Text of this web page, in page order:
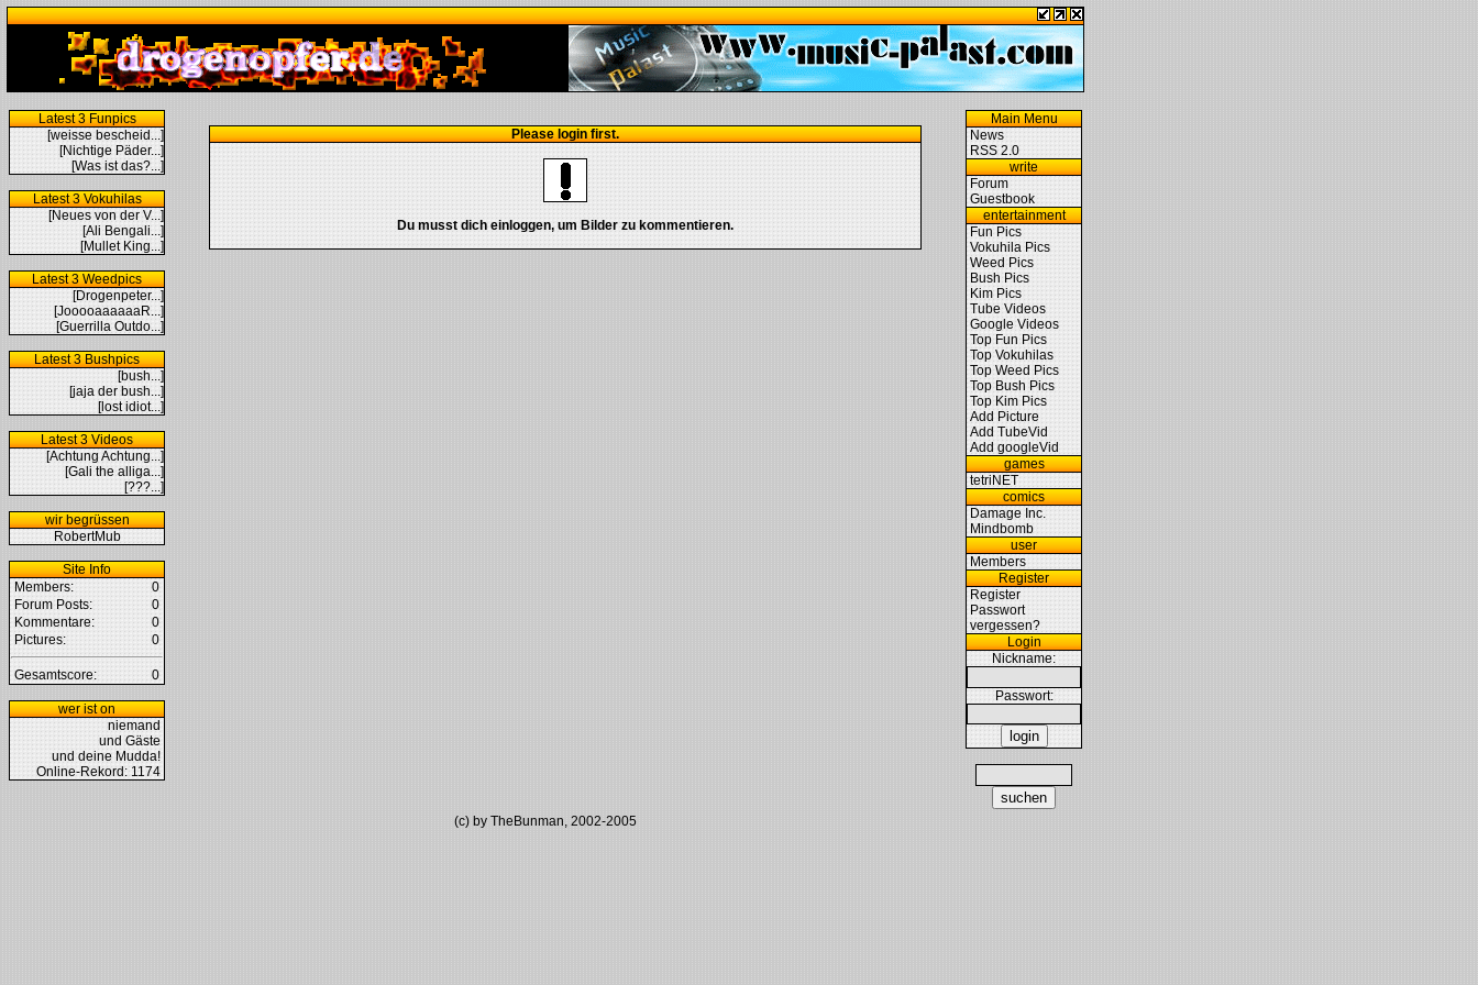
Latest 3 Funpics
[weisse bescheid...]
[Nichtige Päder...]
[Was ist das?...]
Latest 3 Vokuhilas
[Neues von der V...]
[Ali Bengali...]
[Mullet King...]
Latest 3 Weedpics
[Drogenpeter...]
[JooooaaaaaaR...]
[Guerrilla Outdo...]
Latest 3 Bushpics
[bush...]
[jaja der bush...]
[lost idiot...]
Latest 3 Videos
[Achtung Achtung...]
[Gali the alliga...]
[???...]
wir begrüssen
RobertMub
Site Info
Members:
0
Forum Posts:
0
Kommentare:
0
Pictures:
0
Gesamtscore: 0
wer ist on
niemand
und Gäste
und deine Mudda!
Online-Rekord: 1174
Please login first.
Du musst dich einloggen, um Bilder zu kommentieren.
Main Menu
News
RSS 2.0
write
Forum
Guestbook
entertainment
Fun Pics
Vokuhila Pics
Weed Pics
Bush Pics
Kim Pics
Tube Videos
Google Videos
Top Fun Pics
Top Vokuhilas
Top Weed Pics
Top Bush Pics
Top Kim Pics
Add Picture
Add TubeVid
Add googleVid
games
tetriNET
comics
Damage Inc.
Mindbomb
user
Members
Register
Register
Passwort
vergessen?
Login
Nickname:
Passwort:
login
suchen
(c) by TheBunman, 2002-2005